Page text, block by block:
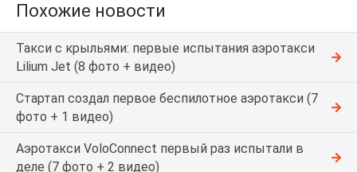
Похожие новости
Такси с крыльями: первые испытания аэротакси
Lilium Jet (8 фото + видео)
Стартап создал первое беспилотное аэротакси (7
фото + 1 видео)
Аэротакси VoloConnect первый раз испытали в
деле (7 фото + 2 видео)